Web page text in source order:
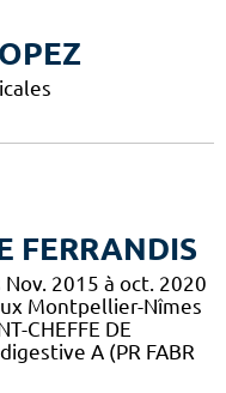
FERRANDIS
Nov. 2015 à oct. 2020
Montpellier-Nîmes
CHEFFE DE
A (PR FABR